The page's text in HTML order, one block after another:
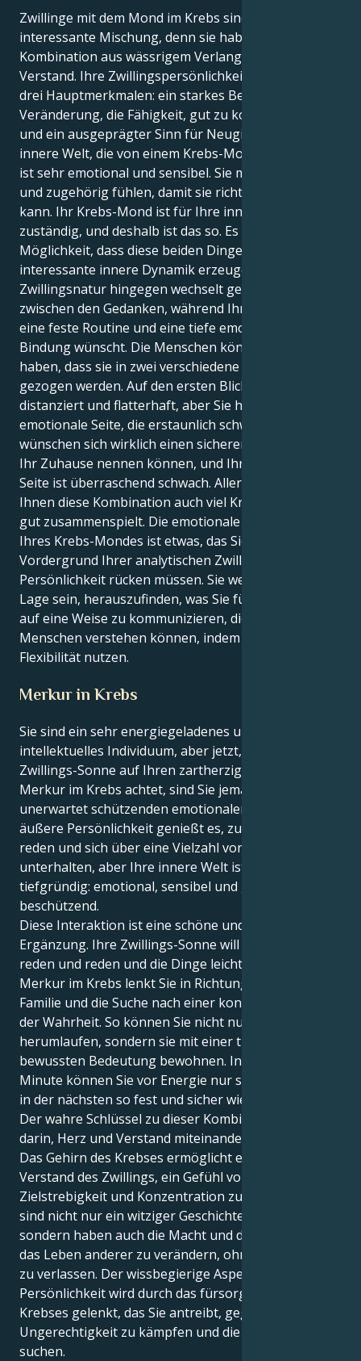
Zwillinge mit dem Mond im Krebs sind eine
interessante Mischung, denn sie haben eine seltene
Kombination aus wässrigem Verlangen und luftigem
Verstand. Ihre Zwillingspersönlichkeit besteht aus
drei Hauptmerkmalen: ein starkes Bedürfnis nach
Veränderung, die Fähigkeit, gut zu kommunizieren,
und ein ausgeprägter Sinn für Neugierde. Ihre
innere Welt, die von einem Krebs-Mond regiert wird,
ist sehr emotional und sensibel. Sie muss sich sicher
und zugehörig fühlen, damit sie richtig funktionieren
kann. Ihr Krebs-Mond ist für Ihre innere Welt
zuständig, und deshalb ist das so. Es besteht die
Möglichkeit, dass diese beiden Dinge zusammen eine
interessante innere Dynamik erzeugen werden. Ihre
Zwillingsnatur hingegen wechselt gerne und viel
zwischen den Gedanken, während Ihr Krebs-Mond
eine feste Routine und eine tiefe emotionale
Bindung wünscht. Die Menschen könnten das Gefühl
haben, dass sie in zwei verschiedene Richtungen
gezogen werden. Auf den ersten Blick wirken Sie
distanziert und flatterhaft, aber Sie haben eine
emotionale Seite, die erstaunlich schwach ist. Sie
wünschen sich wirklich einen sicheren Ort, den Sie
Ihr Zuhause nennen können, und Ihre emotionale
Seite ist überraschend schwach. Allerdings verleiht
Ihnen diese Kombination auch viel Kraft, weil sie so
gut zusammenspielt. Die emotionale Komplexität
Ihres Krebs-Mondes ist etwas, das Sie in den
Vordergrund Ihrer analytischen Zwillings-
Persönlichkeit rücken müssen. Sie werden in der
Lage sein, herauszufinden, was Sie fühlen, und es
auf eine Weise zu kommunizieren, die andere
Menschen verstehen können, indem Sie Ihre geistige
Flexibilität nutzen.
Merkur in Krebs
Sie sind ein sehr energiegeladenes und
intellektuelles Individuum, aber jetzt, wo die flinke
Zwillings-Sonne auf Ihren zartherzigen, nährenden
Merkur im Krebs achtet, sind Sie jemand mit einem
unerwartet schützenden emotionalen Kern. Ihre
äußere Persönlichkeit genießt es, zu lernen, zu
reden und sich über eine Vielzahl von Themen gut zu
unterhalten, aber Ihre innere Welt ist sehr
tiefgründig: emotional, sensibel und gelegentlich
beschützend.
Diese Interaktion ist eine schöne und effiziente
Ergänzung. Ihre Zwillings-Sonne will unbedingt
reden und reden und die Dinge leicht halten. Aber Ihr
Merkur im Krebs lenkt Sie in Richtung Heimat,
Familie und die Suche nach einer konkreteren Form
der Wahrheit. So können Sie nicht nur in der Welt
herumlaufen, sondern sie mit einer tieferen und
bewussten Bedeutung bewohnen. In der einen
Minute können Sie vor Energie nur so strotzen und
in der nächsten so fest und sicher wie ein Fels sein.
Der wahre Schlüssel zu dieser Kombination liegt
darin, Herz und Verstand miteinander zu verbinden.
Das Gehirn des Krebses ermöglicht es dem flinken
Verstand des Zwillings, ein Gefühl von großer
Zielstrebigkeit und Konzentration zu entwickeln. Sie
sind nicht nur ein witziger Geschichtenerzähler,
sondern haben auch die Macht und das Potenzial,
das Leben anderer zu verändern, ohne Ihren Stuhl
zu verlassen. Der wissbegierige Aspekt Ihrer
Persönlichkeit wird durch das fürsorgliche Herz des
Krebses gelenkt, das Sie antreibt, gegen
Ungerechtigkeit zu kämpfen und die Wahrheit zu
suchen.